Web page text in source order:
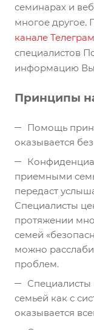
семинарах и
многое другое.
канале Телеграм
специалистов
информацию
Принципы
Помощь
оказывается
приемными
передаст
Специалисты
протяжении
семей
можно
проблем.
Специалисты
семьей как с
оказывается